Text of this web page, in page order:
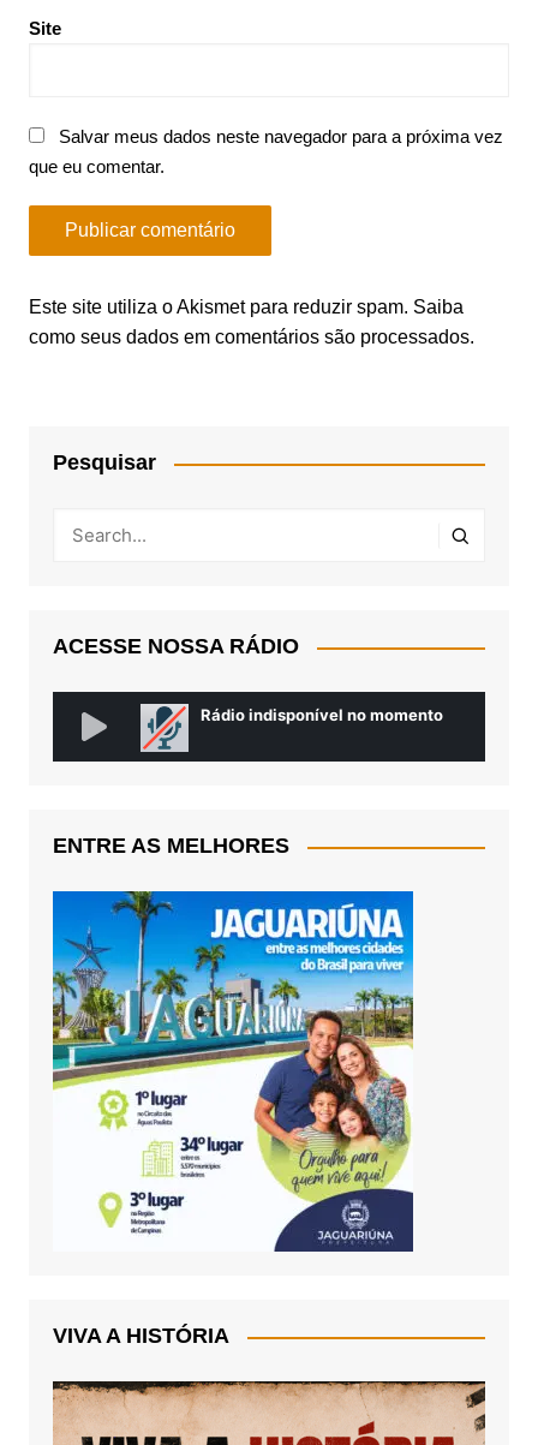
Site
Salvar meus dados neste navegador para a próxima vez
que eu comentar.
Este site utiliza o Akismet para reduzir spam. Saiba
como seus dados em comentários são processados.
Pesquisar
ACESSE NOSSA RÁDIO
ENTRE AS MELHORES
VIVA A HISTÓRIA